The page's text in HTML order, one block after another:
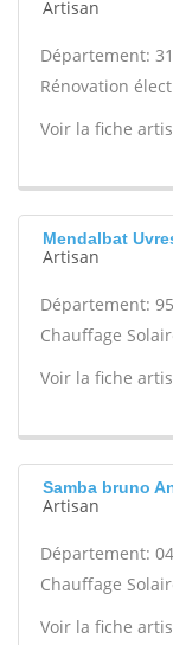
Artisan
Département: 31
Rénovation
Voir la fiche
Mendalbat
Artisan
Département: 95
Chauffage
Voir la fiche
Samba bruno
Artisan
Département: 04
Chauffage
Voir la fiche